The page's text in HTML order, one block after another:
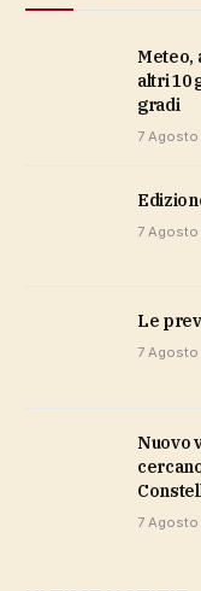
Meteo, allerta piogge al nord, Italia rovente
altri 10
gradi
7
7
Le
7
Nuovo video su Crans-Montana, i ragazzi
7